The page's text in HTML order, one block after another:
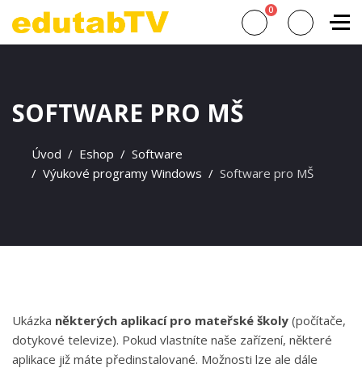
0
SOFTWARE PRO MŠ
Úvod Eshop
Software
Výukové programy Windows
Software pro MŠ
Ukázka některých aplikací pro mateřské školy (počítače,
dotykové televize). Pokud vlastníte naše zařízení, některé
aplikace již máte předinstalované. Možnosti lze ale dále